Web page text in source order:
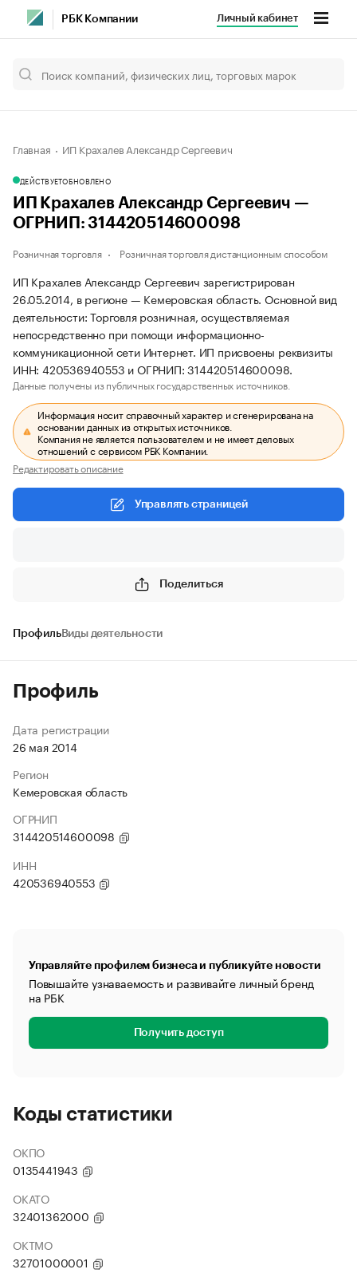
РБК Компании Личный кабинет
Главная ИП Крахалев Александр Сергеевич
ДЕЙСТВУЕТОБНОВЛЕНО
ИП Крахалев Александр Сергеевич —
ОГРНИП: 314420514600098
Розничная торговля Розничная торговля дистанционным способом
ИП Крахалев Александр Сергеевич зарегистрирован
26.05.2014, в регионе — Кемеровская область. Основной вид
деятельности: Торговля розничная, осуществляемая
непосредственно при помощи информационно-
коммуникационной сети Интернет. ИП присвоены реквизиты
ИНН: 420536940553 и ОГРНИП: 314420514600098.
Данные получены из публичных государственных источников.
Информация носит справочный характер и сгенерирована на
основании данных из открытых источников.
Компания не является пользователем и не имеет деловых
отношений с сервисом РБК Компании.
Редактировать описание
Управлять страницей
Поделиться
ПрофильВиды деятельности
Профиль
Дата регистрации
26 мая 2014
Регион
Кемеровская область
ОГРНИП
314420514600098
ИНН
420536940553
Управляйте профилем бизнеса и публикуйте новости
Повышайте узнаваемость и развивайте личный бренд
на РБК
Получить доступ
Коды статистики
ОКПО
0135441943
ОКАТО
32401362000
ОКТМО
32701000001